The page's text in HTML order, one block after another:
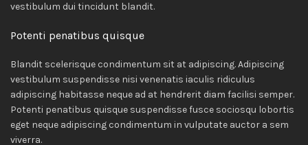
vestibulum dui tincidunt blandit.
Potenti penatibus quisque
Blandit scelerisque condimentum sit at adipiscing. Adipiscing
vestibulum suspendisse nisi venenatis iaculis ridiculus
adipiscing habitasse neque ad at hendrerit diam facilisi semper.
Potenti penatibus quisque suspendisse fusce sociosqu lobortis
eget neque adipiscing condimentum in vulputate auctor a sem
viverra.